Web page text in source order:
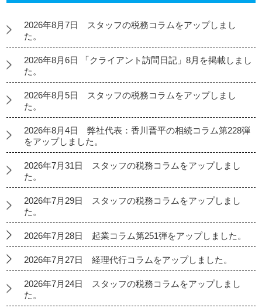
2026年8月7日 スタッフの税務コラムをアップしまし
た。
2026年8月6日 「クライアント訪問日記」8月を掲載しまし
た。
2026年8月5日 スタッフの税務コラムをアップしまし
た。
2026年8月4日 弊社代表：香川晋平の相続コラム第228弾
をアップしました。
2026年7月31日 スタッフの税務コラムをアップしまし
た。
2026年7月29日 スタッフの税務コラムをアップしまし
た。
2026年7月28日 起業コラム第251弾をアップしました。
2026年7月27日 経理代行コラムをアップしました。
2026年7月24日 スタッフの税務コラムをアップしまし
た。